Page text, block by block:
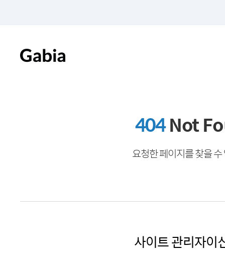
404Not
요청한 페이지를 찾을
사이트 관리자이